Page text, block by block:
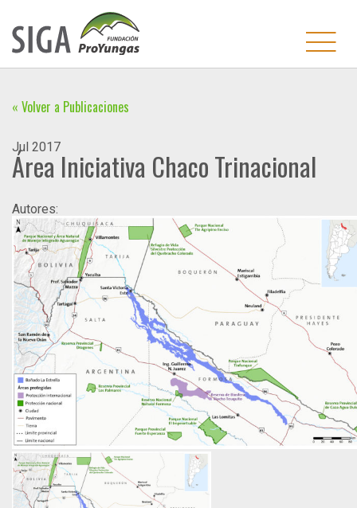
« Volver a Publicaciones
Jul 2017
Área Iniciativa Chaco Trinacional
Autores: